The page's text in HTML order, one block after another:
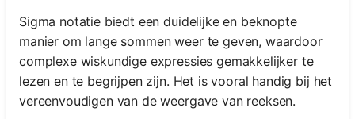
Sigma notatie biedt een duidelijke en beknopte
manier om lange sommen weer te geven, waardoor
complexe wiskundige expressies gemakkelijker te
lezen en te begrijpen zijn. Het is vooral handig bij het
vereenvoudigen van de weergave van reeksen.